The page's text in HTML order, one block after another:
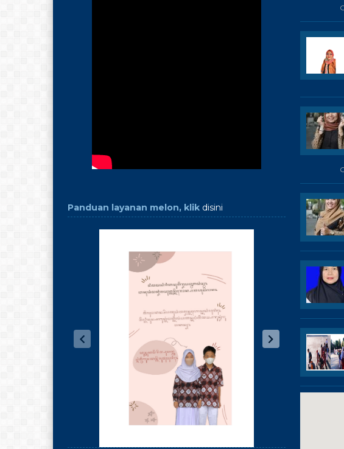
Panduan layanan melon, klik disini